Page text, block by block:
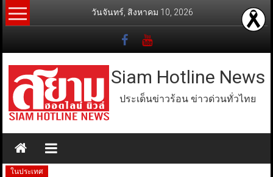
Skip
to
วันจันทร์, สิงหาคม 10, 2026
Siam Hotline News
ประเด็นข่าวร้อน ข่าวด่วนทั่วไทย
ในประเทศ